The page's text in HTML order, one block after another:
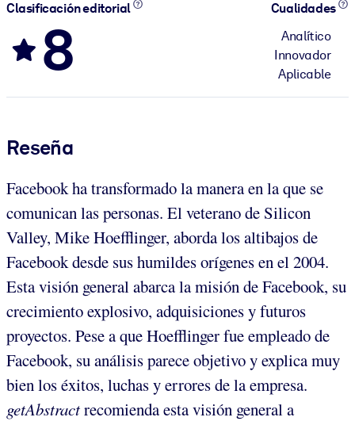
Clasificación editorial
8
Cualidades
Analítico
Innovador
Aplicable
Reseña
Facebook ha transformado la manera en la que se
comunican las personas. El veterano de Silicon
Valley, Mike Hoefflinger, aborda los altibajos de
Facebook desde sus humildes orígenes en el 2004.
Esta visión general abarca la misión de Facebook, su
crecimiento explosivo, adquisiciones y futuros
proyectos. Pese a que Hoefflinger fue empleado de
Facebook, su análisis parece objetivo y explica muy
bien los éxitos, luchas y errores de la empresa.
getAbstractrecomienda esta visión general a